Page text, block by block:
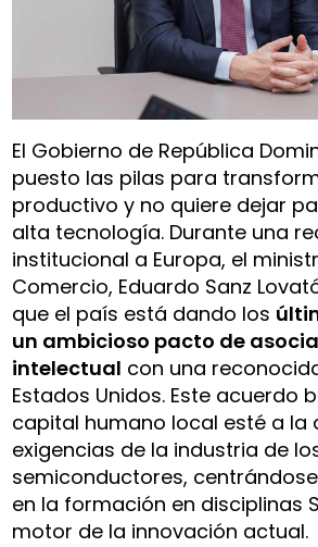
El Gobierno de República
puesto las pilas para
productivo y no quiere dejar
alta tecnología. Durante una
institucional a Europa, el
Comercio, Eduardo Sanz
que el país está dando los
un ambicioso pacto de
intelectual con una
Estados Unidos. Este acuerdo
capital humano local esté a la
exigencias de la industria de
semiconductores,
en la formación en disciplinas
motor de la innovación actual.